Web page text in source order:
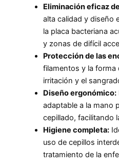
Eliminación eficaz
alta calidad y diseño
la placa bacteriana
y zonas de difícil
Protección de las
filamentos y la forma
irritación y el
Diseño ergonómico:
adaptable a la mano
cepillado, facilitando
Higiene completa:
uso de cepillos
tratamiento de la